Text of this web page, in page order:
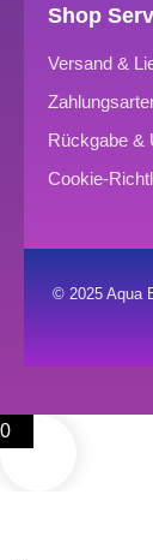
Shop
Versand &
Rückgabe &
Cookie-
© 2025 Aqua
0